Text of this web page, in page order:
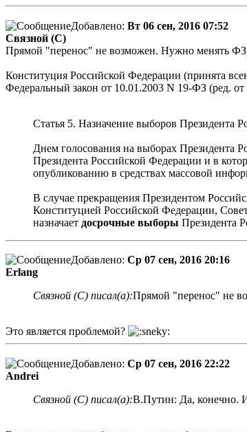
Добавлено: Вт 06 сен, 2016 07:52
Связной (С)
Прямой "перенос" не возможен. Нужно менять
Конституция Российской Федерации (принята
Федеральный закон от 10.01.2003 N 19-ФЗ (ред.
Статья 5. Назначение выборов Президента
Днем голосования на выборах Президента
Президента Российской Федерации и в
опубликованию в средствах массовой
В случае прекращения Президентом
Конституцией Российской Федерации,
назначает досрочные выборы Президента
Добавлено: Ср 07 сен, 2016 20:16
Erlang
Связной (С) писал(а):Прямой "перенос" не
Это является проблемой?
Добавлено: Ср 07 сен, 2016 22:22
Andrei
Связной (С) писал(а):В.Путин: Да, конечно.